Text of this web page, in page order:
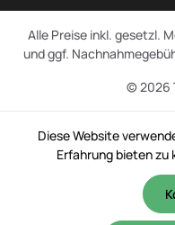
© 2026
Alle Preise inkl. gesetzl.
und ggf.
Diese Website
Erfahrung bieten zu